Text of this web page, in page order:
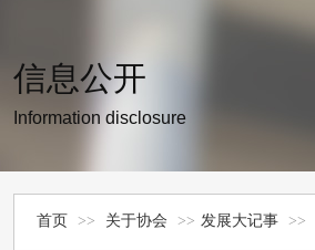
信息公开
Information disclosure
首页 >> 关于协会 >> 发展大记事 >>